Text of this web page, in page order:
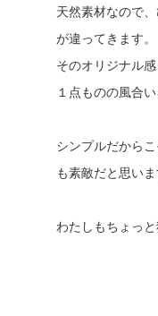
天然素材なので
が違ってきます。
そのオリジナル感
１点ものの風合
シンプルだから
も素敵だと思い
わたしもちょっ